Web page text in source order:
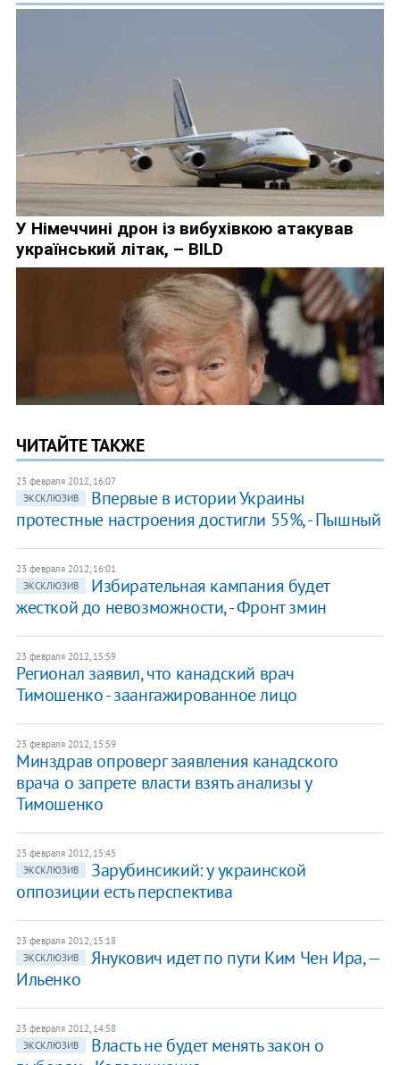
ЧИТАЙТЕ ТАКЖЕ
23 февраля 2012, 16:07
ЭКСКЛЮЗИВ
​Впервые в истории Украины
протестные настроения достигли 55%, - Пышный
23 февраля 2012, 16:01
ЭКСКЛЮЗИВ
​Избирательная кампания будет
жесткой до невозможности, - Фронт змин
23 февраля 2012, 15:59
Регионал заявил, что канадский врач
Тимошенко - заангажированное лицо
23 февраля 2012, 15:59
​Минздрав опроверг заявления канадского
врача о запрете власти взять анализы у
Тимошенко
23 февраля 2012, 15:45
ЭКСКЛЮЗИВ
​Зарубинсикий: у украинской
оппозиции есть перспектива
23 февраля 2012, 15:18
ЭКСКЛЮЗИВ
​Янукович идет по пути Ким Чен Ира, —
Ильенко
23 февраля 2012, 14:58
ЭКСКЛЮЗИВ
​Власть не будет менять закон о